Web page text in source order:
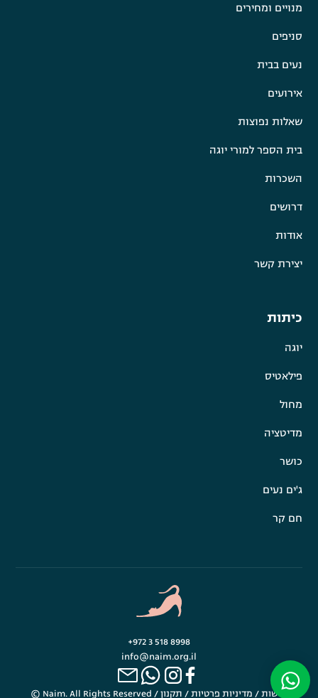
מנויים ומחירים
סניפים
נעים בבית
אירועים
שאלות נפוצות
בית הספר למורי יוגה
השכרות
דרושים
אודות
יצירת קשר
כיתות
יוגה
פילאטיס
מחול
מדיטציה
כושר
ג'ים נעים
חם קר
+972 3 518 8998
info@naim.org.il
© Naim. All Rights Reserved / נגישות/ מדיניות פרטיות/ תקנון